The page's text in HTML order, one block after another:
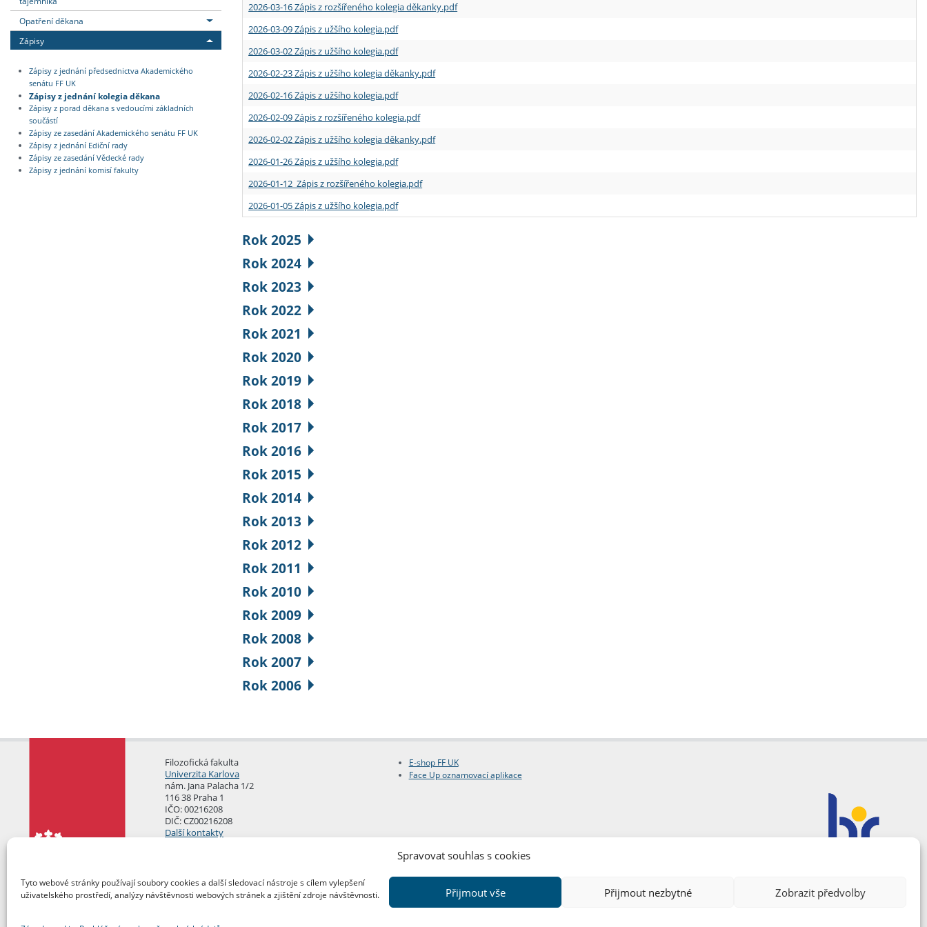
Spravovat souhlas s cookies
Tyto webové stránky používají soubory cookies a další sledovací nástroje s cílem vylepšení
uživatelského prostředí, analýzy návštěvnosti webových stránek a zjištění zdroje návštěvnosti.
Přijmout vše Přijmout nezbytné Zobrazit předvolby
Opatření děkana
Zápisy
Zápisy z jednání předsednictva Akademického
senátu FF UK
Zápisy z jednání kolegia děkana
Zápisy z porad děkana s vedoucími základních
součástí
Zápisy ze zasedání Akademického senátu FF UK
Zápisy z jednání Ediční rady
Zápisy ze zasedání Vědecké rady
Zápisy z jednání komisí fakulty
2026-03-16 Zápis z rozšířeného kolegia děkanky.pdf
2026-03-09 Zápis z užšího kolegia.pdf
2026-03-02 Zápis z užšího kolegia.pdf
2026-02-23 Zápis z užšího kolegia děkanky.pdf
2026-02-16 Zápis z užšího kolegia.pdf
2026-02-09 Zápis z rozšířeného kolegia.pdf
2026-02-02 Zápis z užšího kolegia děkanky.pdf
2026-01-26 Zápis z užšího kolegia.pdf
2026-01-12 Zápis z rozšířeného kolegia.pdf
2026-01-05 Zápis z užšího kolegia.pdf
Rok 2025
Rok 2024
Rok 2023
Rok 2022
Rok 2021
Rok 2020
Rok 2019
Rok 2018
Rok 2017
Rok 2016
Rok 2015
Rok 2014
Rok 2013
Rok 2012
Rok 2011
Rok 2010
Rok 2009
Rok 2008
Rok 2007
Rok 2006
Filozofická fakulta
Univerzita Karlova
nám. Jana Palacha 1/2
116 38 Praha 1
IČO: 00216208
DIČ: CZ00216208
Další kontakty
E-shop FF UK
Face Up oznamovací aplikace